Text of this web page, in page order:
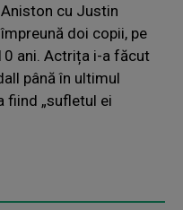
cu Justin
doi copii, pe
ani. Actrița i-a făcut
până în ultimul
fiind „sufletul ei